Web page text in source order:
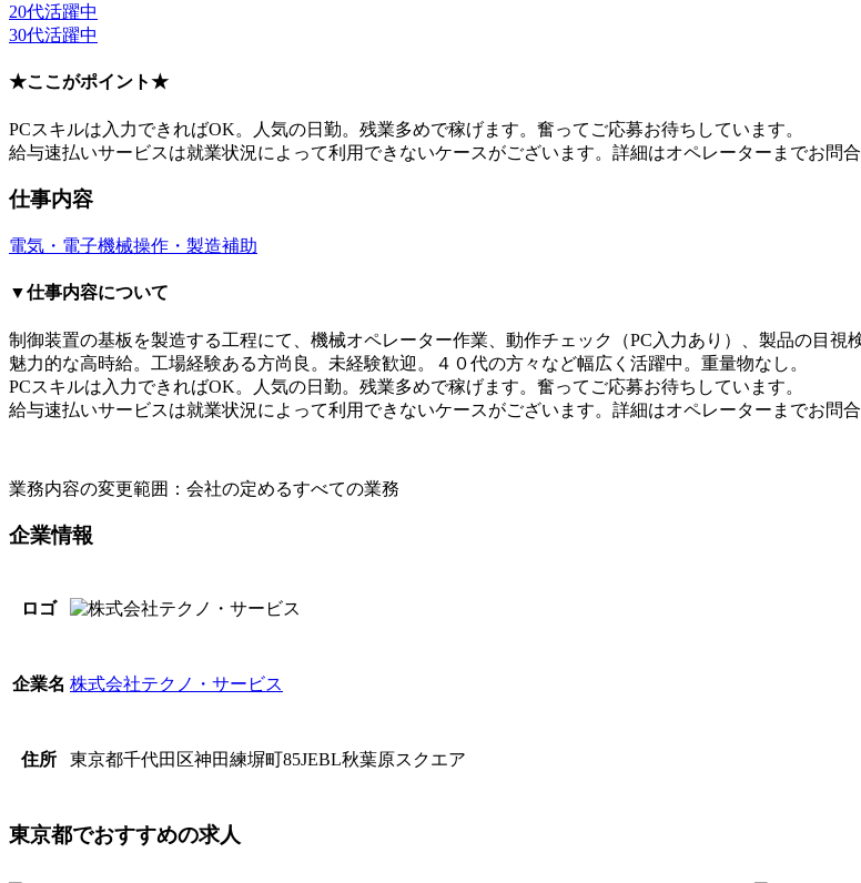
20代活躍中
30代活躍中
★ここがポイント★
PCスキルは入力できればOK。人気の日勤。残業多めで稼げます。奮ってご応募お待ちしています。
給与速払いサービスは就業状況によって利用できないケースがございます。詳細はオペレーターまでお問合
仕事内容
電気・電子機械操作・製造補助
▼仕事内容について
制御装置の基板を製造する工程にて、機械オペレーター作業、動作チェック（PC入力あり）、製品の目視
魅力的な高時給。工場経験ある方尚良。未経験歓迎。４０代の方々など幅広く活躍中。重量物なし。
PCスキルは入力できればOK。人気の日勤。残業多めで稼げます。奮ってご応募お待ちしています。
給与速払いサービスは就業状況によって利用できないケースがございます。詳細はオペレーターまでお問合
業務内容の変更範囲：会社の定めるすべての業務
企業情報
ロゴ
企業名 株式会社テクノ・サービス
住所 東京都千代田区神田練塀町85JEBL秋葉原スクエア
東京都でおすすめの求人